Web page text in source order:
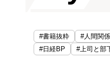
#書籍抜粋 #人間関係
#日経BP
#上司と部